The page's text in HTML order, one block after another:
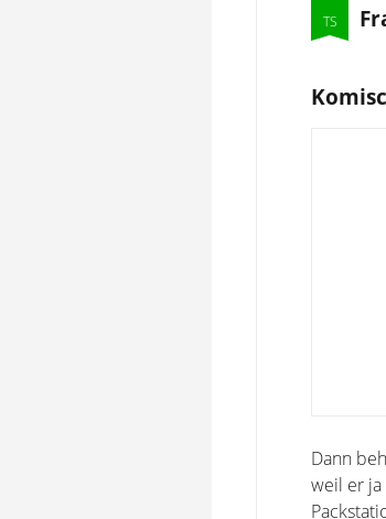
Dann
weil er ja